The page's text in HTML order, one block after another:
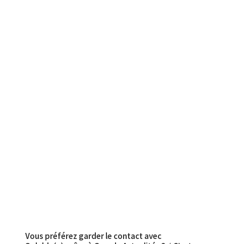
Vous préférez garder le contact avec